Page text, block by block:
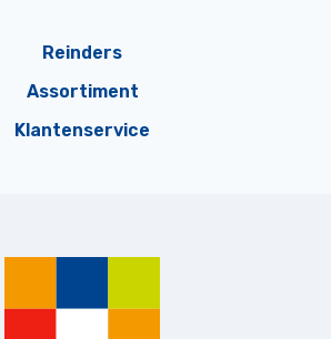
Reinders
Assortiment
Klantenservice